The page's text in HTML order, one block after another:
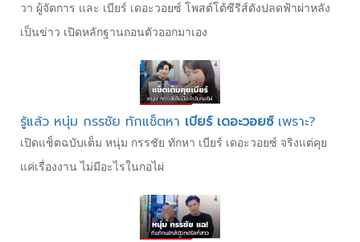
วา ผู้จัดการ และ เบียร์ เดอะวอยซ์ โพสต์โต้ซีรีส์ดังปลดฟ้าผ่าหลัง
เป็นข่าว เปิดหลักฐานถอนตัวออกมาเอง
รู้แล้ว หนุ่ม กรรชัย ทักแช็ตหา เบียร์ เดอะวอยซ์เพราะ?
เปิดแช็ตฉบับเต็ม หนุ่ม กรรชัย ทักหา เบียร์ เดอะวอยซ์ จริงแต่คุย
แค่เรื่องงาน ไม่มีอะไรในกอไผ่